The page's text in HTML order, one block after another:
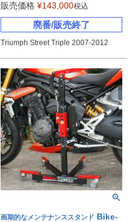
販売価格 ¥143,000税込
廃番/販売終了
Triumph Street Triple 2007-2012
画期的なメンテナンススタンド Bike-